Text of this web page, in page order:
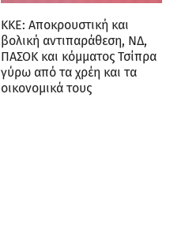
ΚΚΕ: Αποκρουστική και
βολική αντιπαράθεση, ΝΔ,
ΠΑΣΟΚ και κόμματος Τσίπρα
γύρω από τα χρέη και τα
οικονομικά τους